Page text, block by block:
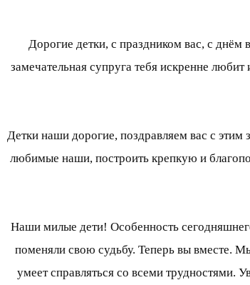
Дорогие детки, с праздником вас, с
замечательная супруга тебя искренне
Детки наши дорогие, поздравляем вас с
любимые наши, построить крепкую и
Наши милые дети! Особенность
поменяли свою судьбу. Теперь вы вместе.
умеет справляться со всеми трудностями.